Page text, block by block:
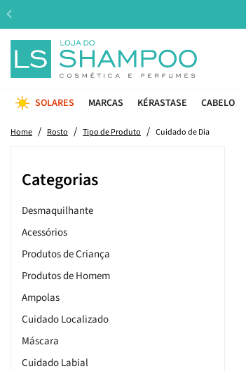
SOLARES MARCAS KÉRASTASE CABELO
Home Rosto Tipo de Produto Cuidado de Dia
Categorias
Desmaquilhante
Acessórios
Produtos de Criança
Produtos de Homem
Ampolas
Cuidado Localizado
Máscara
Cuidado Labial